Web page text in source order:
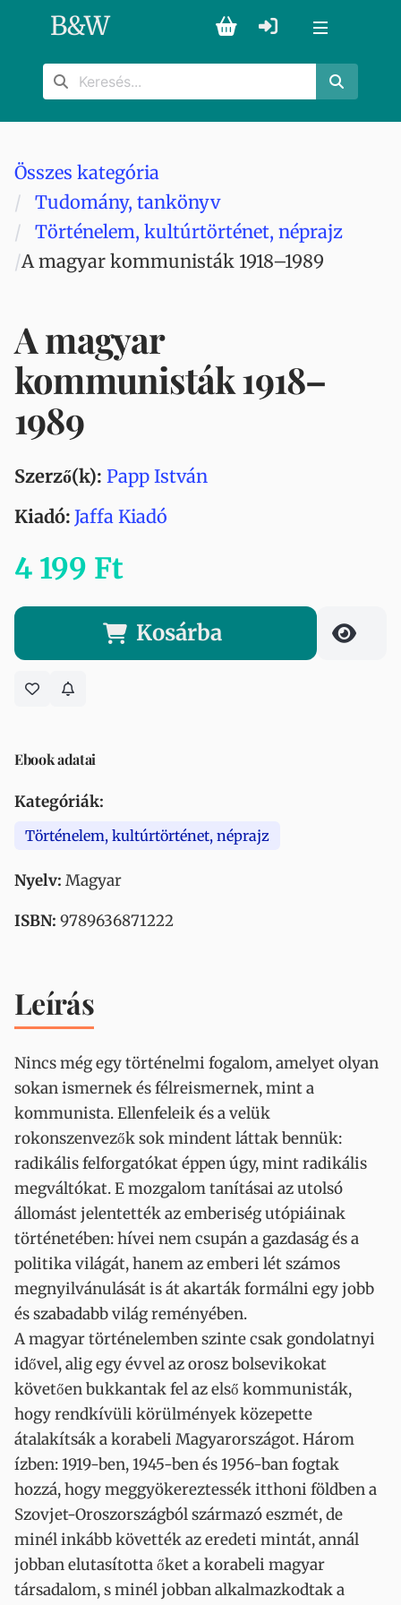
B&W
Összes kategória
Tudomány, tankönyv
Történelem, kultúrtörténet, néprajz
A magyar kommunisták 1918–1989
A magyar
kommunisták 1918–
1989
Szerző(k): Papp István
Kiadó: Jaffa Kiadó
4 199 Ft
Kosárba
Ebook adatai
Kategóriák:
Történelem, kultúrtörténet, néprajz
Nyelv: Magyar
ISBN: 9789636871222
Leírás
Nincs még egy történelmi fogalom, amelyet olyan
sokan ismernek és félreismernek, mint a
kommunista. Ellenfeleik és a velük
rokonszenvezők sok mindent láttak bennük:
radikális felforgatókat éppen úgy, mint radikális
megváltókat. E mozgalom tanításai az utolsó
állomást jelentették az emberiség utópiáinak
történetében: hívei nem csupán a gazdaság és a
politika világát, hanem az emberi lét számos
megnyilvánulását is át akarták formálni egy jobb
és szabadabb világ reményében.
A magyar történelemben szinte csak gondolatnyi
idővel, alig egy évvel az orosz bolsevikokat
követően bukkantak fel az első kommunisták,
hogy rendkívüli körülmények közepette
átalakítsák a korabeli Magyarországot. Három
ízben: 1919-ben, 1945-ben és 1956-ban fogtak
hozzá, hogy meggyökereztessék itthoni földben a
Szovjet-Oroszországból származó eszmét, de
minél inkább követték az eredeti mintát, annál
jobban elutasította őket a korabeli magyar
társadalom, s minél jobban alkalmazkodtak a